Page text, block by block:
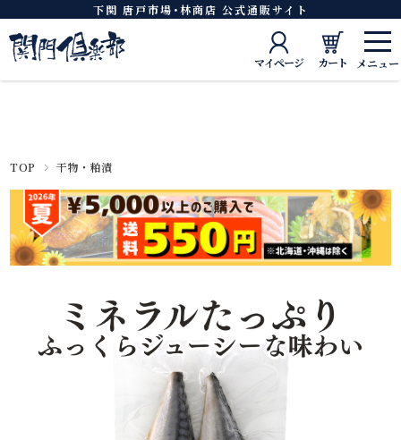
下関 唐戸市場･林商店 公式通販サイト
マイページ カート
TOP 干物・粕漬